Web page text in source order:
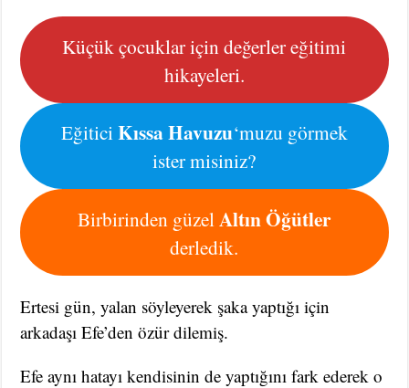
Küçük çocuklar için değerler eğitimi
hikayeleri.
EğiticiKıssa Havuzu‘muzu görmek
ister misiniz?
Birbirinden güzel Altın Öğütler
derledik.
Ertesi gün, yalan söyleyerek şaka yaptığı için
arkadaşı Efe’den özür dilemiş.
Efe aynı hatayı kendisinin de yaptığını fark ederek o